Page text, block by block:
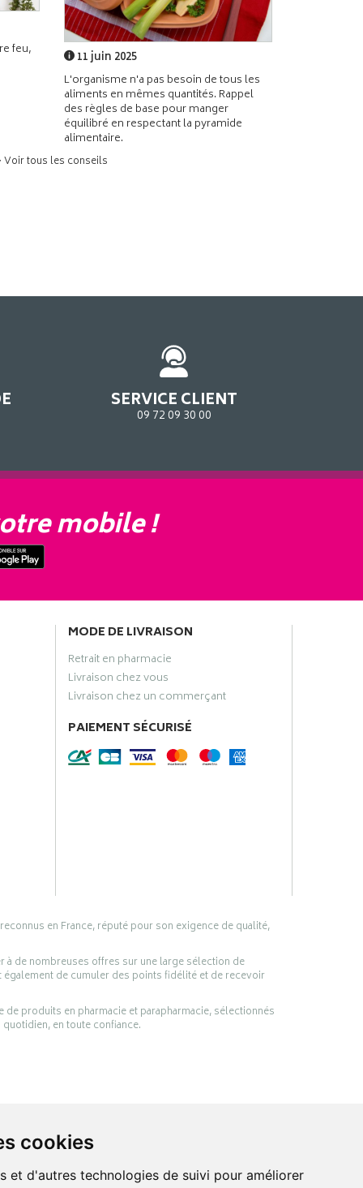
cookies
et d'autres technologies de suivi pour améliorer
feu,
11 juin 2025
L'organisme n'a pas besoin de tous les
aliments en mêmes quantités. Rappel
des règles de base pour manger
équilibré en respectant la pyramide
alimentaire.
Voir tous les conseils
SERVICE CLIENT
09 72 09 30 00
mobile !
MODE DE LIVRAISON
Retrait en pharmacie
Livraison chez vous
Livraison chez un commerçant
PAIEMENT SÉCURISÉ
en France, réputé pour son exigence de qualité,
à de nombreuses offres sur une large sélection de
de cumuler des points fidélité et de recevoir
produits en pharmacie et parapharmacie, sélectionnés
en toute confiance.